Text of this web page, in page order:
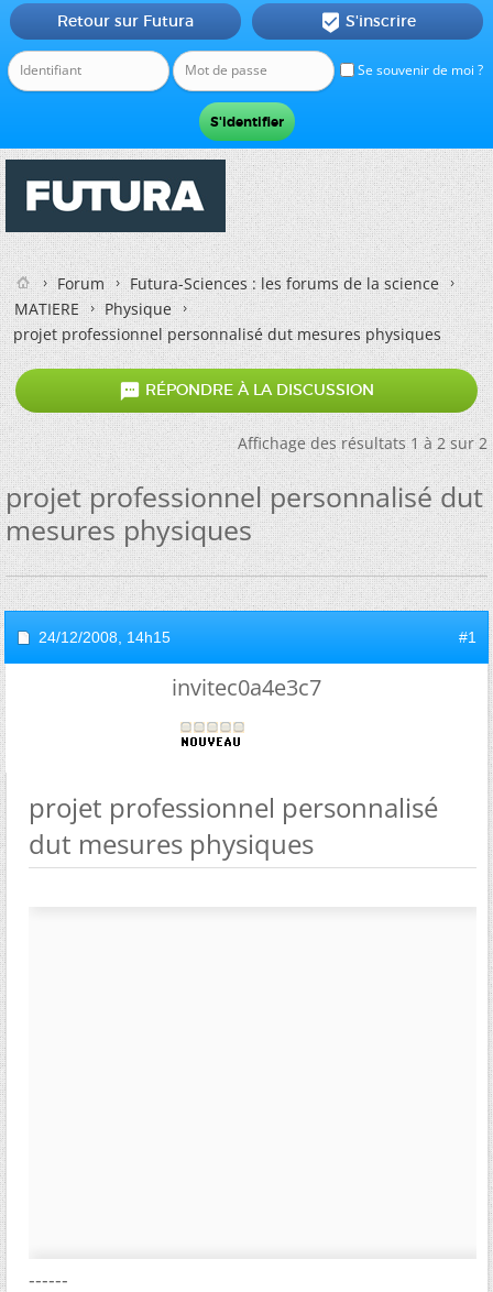
Se souvenir de moi ?
Retour sur Futura  S'inscrire
Forum
Futura-Sciences : les forums de la science
MATIERE
Physique
projet professionnel personnalisé dut mesures physiques
 RÉPONDRE À LA DISCUSSION
Affichage des résultats 1 à 2 sur 2
projet professionnel personnalisé dut
mesures physiques
24/12/2008, 14h15 #1
invitec0a4e3c7
projet professionnel personnalisé
dut mesures physiques
------